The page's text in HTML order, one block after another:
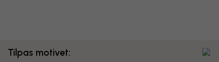
Tilpas motivet: